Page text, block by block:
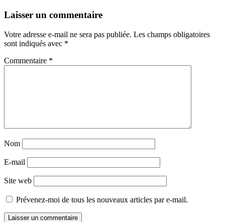
Navigation
articles
←
→
Laisser un commentaire
Votre adresse e-mail ne sera pas publiée. Les champs obligatoires
sont indiqués avec *
Commentaire *
Nom
E-mail
Site web
Prévenez-moi de tous les nouveaux articles par e-mail.